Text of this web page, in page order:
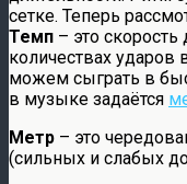
сетке. Теперь
Темп – это
количествах
можем сыграть в
в музыке задаётся
Метр – это
(сильных и слабых